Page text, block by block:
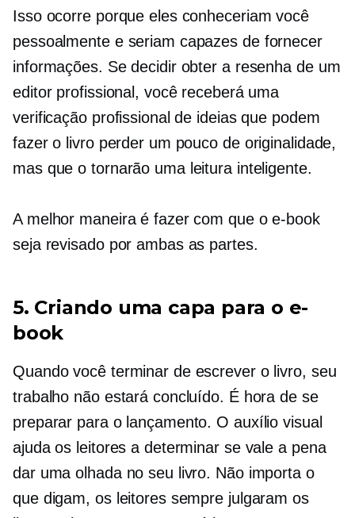
Isso ocorre porque eles conheceriam você
pessoalmente e seriam capazes de fornecer
informações. Se decidir obter a resenha de um
editor profissional, você receberá uma
verificação profissional de ideias que podem
fazer o livro perder um pouco de originalidade,
mas que o tornarão uma leitura inteligente.
A melhor maneira é fazer com que o e-book
seja revisado por ambas as partes.
5. Criando uma capa para o e-
book
Quando você terminar de escrever o livro, seu
trabalho não estará concluído. É hora de se
preparar para o lançamento. O auxílio visual
ajuda os leitores a determinar se vale a pena
dar uma olhada no seu livro. Não importa o
que digam, os leitores sempre julgaram os